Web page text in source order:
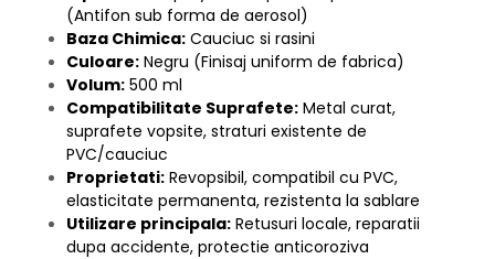
(Antifon sub forma de aerosol)
Baza Chimica: Cauciuc si rasini
Culoare: Negru (Finisaj uniform de fabrica)
Volum: 500 ml
Compatibilitate Suprafete: Metal curat,
suprafete vopsite, straturi existente de
PVC/cauciuc
Proprietati: Revopsibil, compatibil cu PVC,
elasticitate permanenta, rezistenta la sablare
Utilizare principala: Retusuri locale, reparatii
dupa accidente, protectie anticoroziva